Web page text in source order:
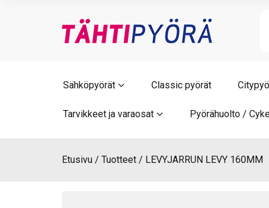
Sähköpyörät Classic pyörät
Tarvikkeet ja varaosat Pyörähuolto /
Etusivu Tuotteet LEVYJARRUN LEVY 160MM